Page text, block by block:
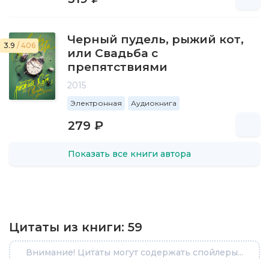
3.9 / 406
Черный пудель, рыжий кот,
или Свадьба с
препятствиями
2015
Электронная Аудиокнига
279 ₽
Показать все книги автора
Цитаты из книги: 59
Внимание! Цитаты могут содержать спойлеры...